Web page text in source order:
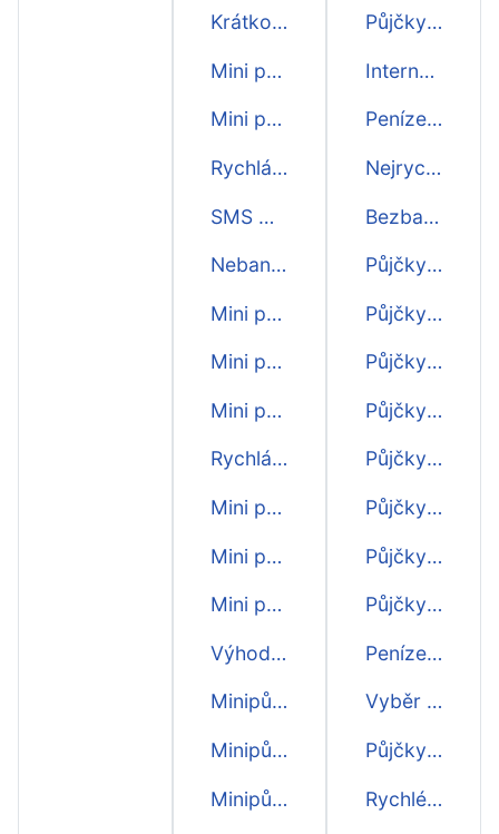
Krátkodobá mini půjčka
Mini půjčka online
Mini půjčka i o víkendu
Rychlá SMS mini půjčka
SMS mini půjčka
Nebankovní mini půjčka
Mini půjčka bez registru
Mini půjčka ihned na účet
Mini půjčka ihned
Rychlá mini půjčka
Mini půjčka do výplaty
Mini půjčka před výplatou
Mini půjčka
Výhodné minipůjčky
Minipůjčky první zdarma
Minipůjčky do hodiny
Minipůjčky do 15 minut
Půjčky s nejnižším úrokem
Internetová půjčka
Peníze okamžitě
Nejrychlejší půjčky
Bezbankovní půjčka
Půjčky do 15 minut
Půjčky do 5 minut
Půjčky 5000
Půjčky 10000
Půjčky 2000
Půjčky 3000
Půjčky 4000
Půjčky nonstop
Peníze rychle na účet
Vyběr půjček
Půjčky ihned na ruku
Rychlé půjčky - přehled